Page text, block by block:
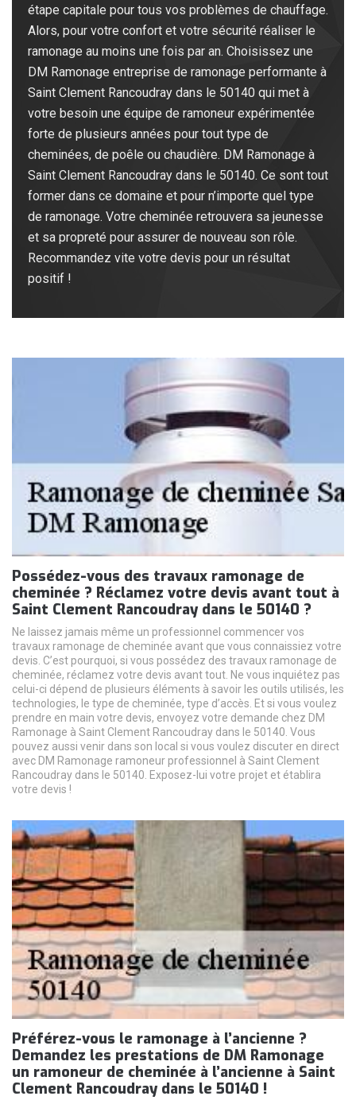
étape capitale pour tous vos problèmes de chauffage.
Alors, pour votre confort et votre sécurité réaliser le
ramonage au moins une fois par an. Choisissez une
DM Ramonage entreprise de ramonage performante à
Saint Clement Rancoudray dans le 50140 qui met à
votre besoin une équipe de ramoneur expérimentée
forte de plusieurs années pour tout type de
cheminées, de poêle ou chaudière. DM Ramonage à
Saint Clement Rancoudray dans le 50140. Ce sont tout
former dans ce domaine et pour n’importe quel type
de ramonage. Votre cheminée retrouvera sa jeunesse
et sa propreté pour assurer de nouveau son rôle.
Recommandez vite votre devis pour un résultat
positif !
Possédez-vous des travaux ramonage de
cheminée ? Réclamez votre devis avant tout à
Saint Clement Rancoudray dans le 50140 ?
Ne laissez jamais même un professionnel commencer vos
travaux ramonage de cheminée avant que vous connaissiez votre
devis. C’est pourquoi, si vous possédez des travaux ramonage de
cheminée, réclamez votre devis avant tout. Ne vous inquiétez pas
celui-ci dépend de plusieurs éléments à savoir les outils utilisés, les
technologies, le type de cheminée, type d’accès. Et si vous voulez
prendre en main votre devis, envoyez votre demande chez DM
Ramonage à Saint Clement Rancoudray dans le 50140. Vous
pouvez aussi venir dans son local si vous voulez discuter en direct
avec DM Ramonage ramoneur professionnel à Saint Clement
Rancoudray dans le 50140. Exposez-lui votre projet et établira
votre devis !
Préférez-vous le ramonage à l’ancienne ?
Demandez les prestations de DM Ramonage
un ramoneur de cheminée à l’ancienne à Saint
Clement Rancoudray dans le 50140 !